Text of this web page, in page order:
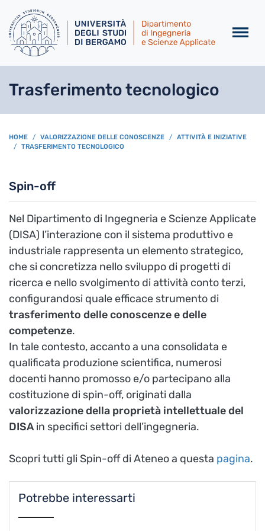
Trasferimento tecnologico
BREADCRUMB
HOME VALORIZZAZIONE DELLE CONOSCENZE
ATTIVITÀ E INIZIATIVE
TRASFERIMENTO TECNOLOGICO
Spin-off
Nel Dipartimento di Ingegneria e Scienze Applicate
(DISA) l’interazione con il sistema produttivo e
industriale rappresenta un elemento strategico,
che si concretizza nello sviluppo di progetti di
ricerca e nello svolgimento di attività conto terzi,
configurandosi quale efficace strumento di
trasferimento delle conoscenze e delle
competenze.
In tale contesto, accanto a una consolidata e
qualificata produzione scientifica, numerosi
docenti hanno promosso e/o partecipano alla
costituzione di spin-off, originati dalla
valorizzazione della proprietà intellettuale del
DISAin specifici settori dell’ingegneria.
Scopri tutti gli Spin-off di Ateneo a questa pagina.
Potrebbe interessarti